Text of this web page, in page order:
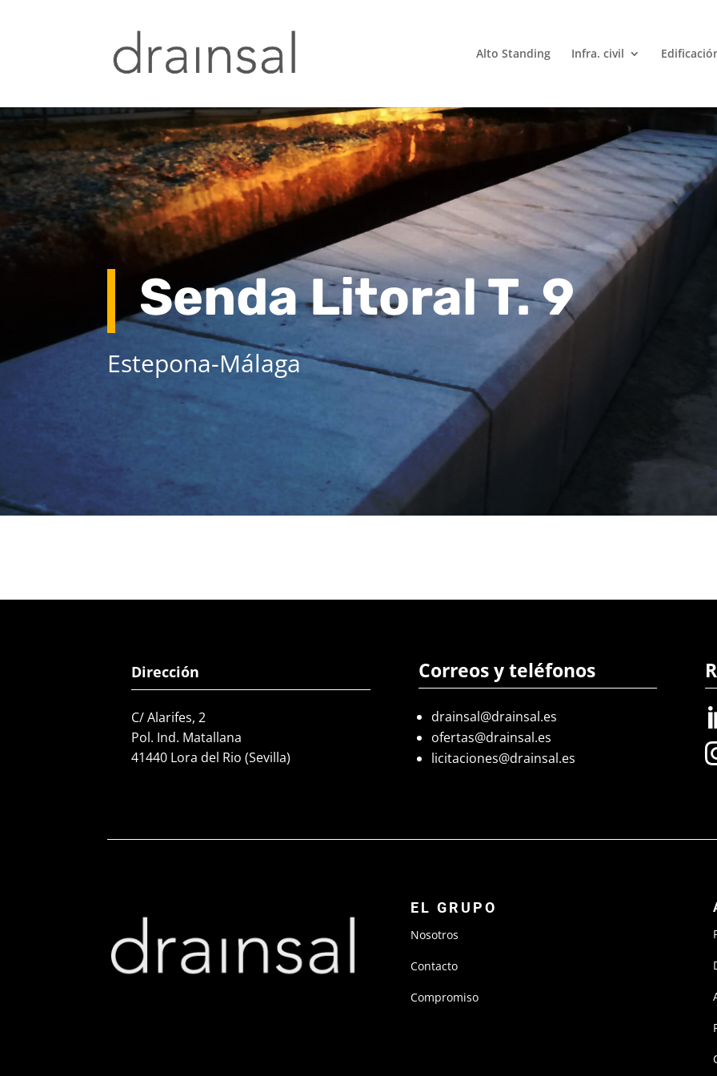
Alto Standing Infra. civil
Senda Litoral T. 9
Estepona-Málaga
Dirección
C/ Alarifes, 2
Pol. Ind. Matallana
41440 Lora del Rio (Sevilla)
Correos y teléfonos
drainsal@drainsal.es
ofertas@drainsal.es
licitaciones@drainsal.es
EL GRUPO
Nosotros
Contacto
Compromiso